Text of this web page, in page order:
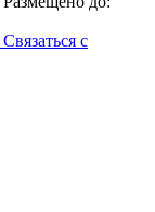
Связаться с